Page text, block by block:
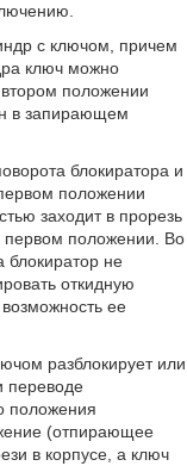
с ключом, причем
ключ можно
положении
в запирающем
блокиратора и
положении
заходит в прорезь
первом положении. Во
не
откидную
ее
разблокирует или
переводе
положения
(отпирающее
в корпусе, а ключ